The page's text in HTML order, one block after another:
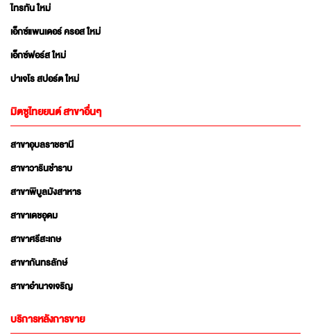
ไทรทัน ใหม่
เอ็กซ์แพนเดอร์ ครอส ใหม่
เอ็กซ์ฟอร์ส ใหม่
ปาเจโร สปอร์ต ใหม่
มิตซูไทยยนต์ สาขาอื่นๆ
สาขาอุบลราชธานี
สาขาวารินชำราบ
สาขาพิบูลมังสาหาร
สาขาเดชอุดม
สาขาศรีสะเกษ
สาขากันทรลักษ์
สาขาอำนาจเจริญ
บริการหลังการขาย